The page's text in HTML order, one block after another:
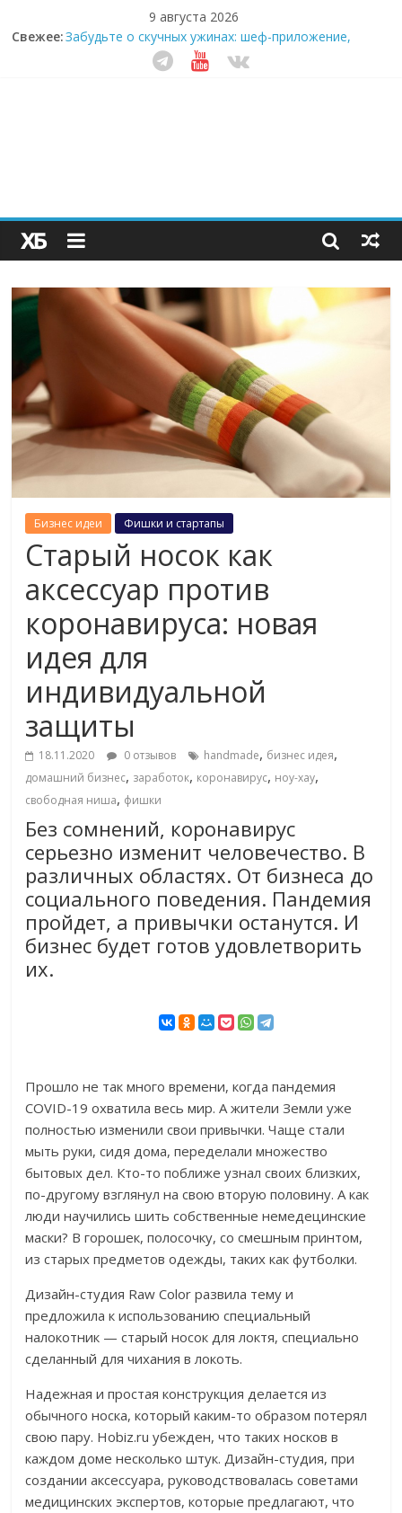
9 августа 2026
Свежее:Секрет супергидратации: почему кокосовая вода с
пребиотиками становится главным трендом
здорового питания
Как простая наклейка заставляет миллионы людей
не забывать о самом важном креме этим летом
Бизнес идеи Фишки и стартапы
Старый носок как
аксессуар против
коронавируса: новая
идея для
индивидуальной
защиты
18.11.2020 0 отзывов handmade, бизнес идея,
домашний бизнес, заработок, коронавирус, ноу-хау,
свободная ниша, фишки
Без сомнений, коронавирус
серьезно изменит человечество. В
различных областях. От бизнеса до
социального поведения. Пандемия
пройдет, а привычки останутся. И
бизнес будет готов удовлетворить
их.
Прошло не так много времени, когда пандемия
COVID-19 охватила весь мир. А жители Земли уже
полностью изменили свои привычки. Чаще стали
мыть руки, сидя дома, переделали множество
бытовых дел. Кто-то поближе узнал своих близких,
по-другому взглянул на свою вторую половину. А как
люди научились шить собственные немедецинские
маски? В горошек, полосочку, со смешным принтом,
из старых предметов одежды, таких как футболки.
Дизайн-студия Raw Color развила тему и
предложила к использованию специальный
налокотник — старый носок для локтя, специально
сделанный для чихания в локоть.
Надежная и простая конструкция делается из
обычного носка, который каким-то образом потерял
свою пару. Hobiz.ru убежден, что таких носков в
каждом доме несколько штук. Дизайн-студия, при
создании аксессуара, руководствовалась советами
медицинских экспертов, которые предлагают, что